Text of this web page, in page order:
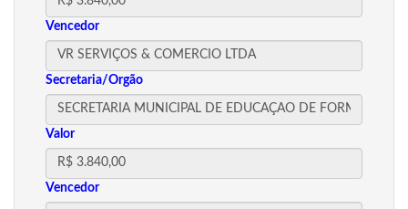
Vencedor
Secretaria/Orgão
Valor
Vencedor